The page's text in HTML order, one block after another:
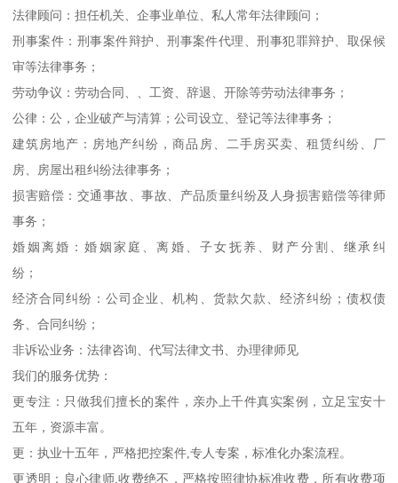
法律顾问：担任机关、企事业单位、私人常年法律顾问；
刑事案件：刑事案件辩护、刑事案件代理、刑事犯罪辩护、取保候
审等法律事务；
劳动争议：劳动合同、、工资、辞退、开除等劳动法律事务；
公律：公，企业破产与清算；公司设立、登记等法律事务；
建筑房地产：房地产纠纷，商品房、二手房买卖、租赁纠纷、厂
房、房屋出租纠纷法律事务；
损害赔偿：交通事故、事故、产品质量纠纷及人身损害赔偿等律师
事务；
婚姻离婚：婚姻家庭、离婚、子女抚养、财产分割、继承纠
纷；
经济合同纠纷：公司企业、机构、货款欠款、经济纠纷；债权债
务、合同纠纷；
非诉讼业务：法律咨询、代写法律文书、办理律师见
我们的服务优势：
更专注：只做我们擅长的案件，亲办上千件真实案例，立足宝安十
五年，资源丰富。
更：执业十五年，严格把控案件,专人专案，标准化办案流程。
更透明：良心律师,收费绝不，严格按照律协标准收费，所有收费项